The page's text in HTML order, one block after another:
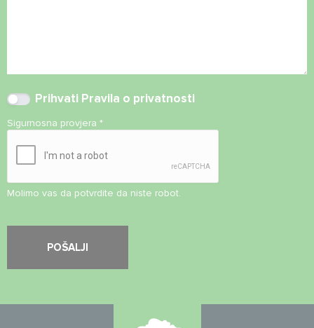
Prihvati Pravila o privatnosti
Sigurnosna provjera *
Molimo vas da potvrdite da niste robot.